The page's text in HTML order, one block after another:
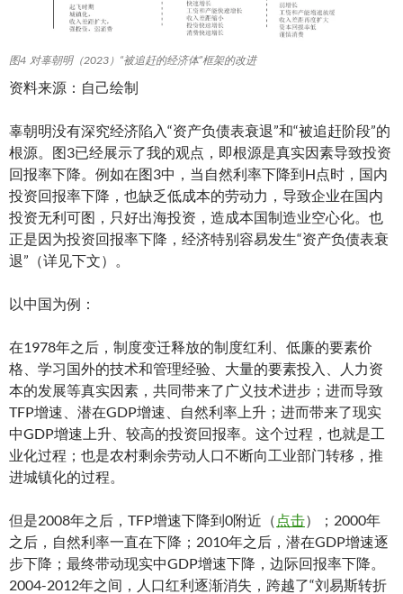
图4 对辜朝明（2023）“被追赶的经济体”框架的改进
资料来源：自己绘制
辜朝明没有深究经济陷入“资产负债表衰退”和“被追赶阶段”的
根源。图3已经展示了我的观点，即根源是真实因素导致投资
回报率下降。例如在图3中，当自然利率下降到H点时，国内
投资回报率下降，也缺乏低成本的劳动力，导致企业在国内
投资无利可图，只好出海投资，造成本国制造业空心化。也
正是因为投资回报率下降，经济特别容易发生“资产负债表衰
退”（详见下文）。
以中国为例：
在1978年之后，制度变迁释放的制度红利、低廉的要素价
格、学习国外的技术和管理经验、大量的要素投入、人力资
本的发展等真实因素，共同带来了广义技术进步；进而导致
TFP增速、潜在GDP增速、自然利率上升；进而带来了现实
中GDP增速上升、较高的投资回报率。这个过程，也就是工
业化过程；也是农村剩余劳动人口不断向工业部门转移，推
进城镇化的过程。
但是2008年之后，TFP增速下降到0附近（ 点击）；2000年
之后，自然利率一直在下降；2010年之后，潜在GDP增速逐
步下降；最终带动现实中GDP增速下降，边际回报率下降。
2004-2012年之间，人口红利逐渐消失，跨越了“刘易斯转折